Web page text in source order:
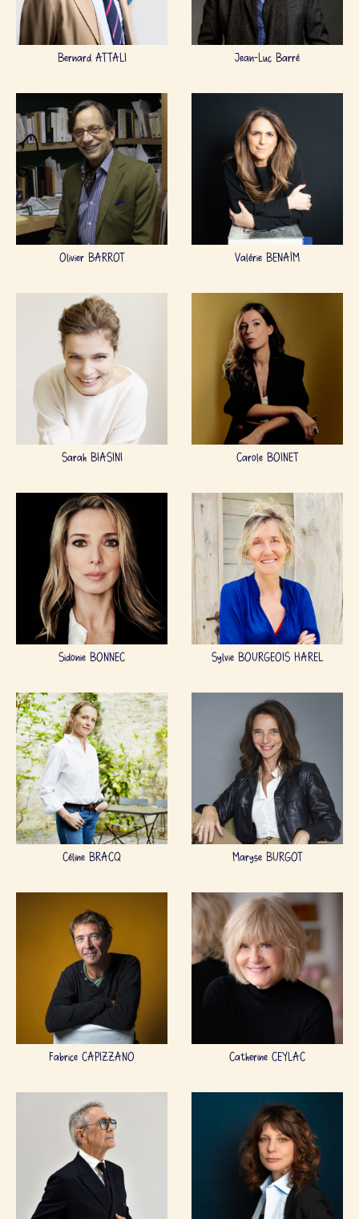
Bernard ATTALI Jean-Luc Barré
Olivier BARROT Valérie BENAÏM
Sarah BIASINI Carole BOINET
Sidonie BONNEC Sylvie BOURGEOIS HAREL
Céline BRACQ Maryse BURGOT
Fabrice CAPIZZANO Catherine CEYLAC